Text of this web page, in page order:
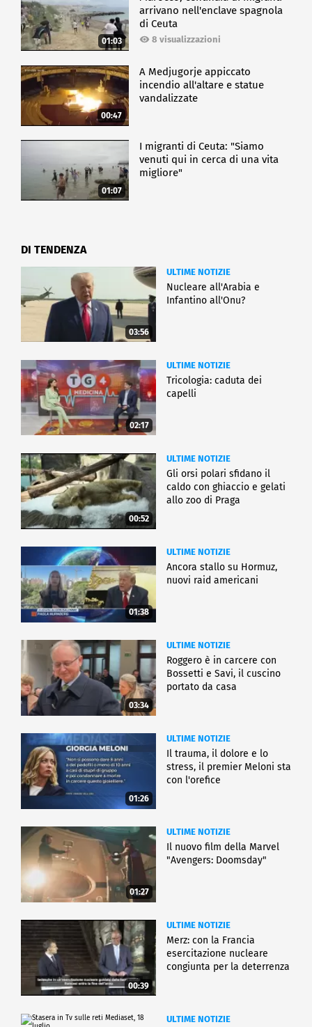
01:03
arrivano nell'enclave spagnola
di Ceuta
8 visualizzazioni
00:47
A Medjugorje appiccato
incendio all'altare e statue
vandalizzate
01:07
I migranti di Ceuta: "Siamo
venuti qui in cerca di una vita
migliore"
DI TENDENZA
03:56
ULTIME NOTIZIE
Nucleare all'Arabia e
Infantino all'Onu?
02:17
ULTIME NOTIZIE
Tricologia: caduta dei
capelli
00:52
ULTIME NOTIZIE
Gli orsi polari sfidano il
caldo con ghiaccio e gelati
allo zoo di Praga
01:38
ULTIME NOTIZIE
Ancora stallo su Hormuz,
nuovi raid americani
03:34
ULTIME NOTIZIE
Roggero è in carcere con
Bossetti e Savi, il cuscino
portato da casa
01:26
ULTIME NOTIZIE
Il trauma, il dolore e lo
stress, il premier Meloni sta
con l'orefice
01:27
ULTIME NOTIZIE
Il nuovo film della Marvel
"Avengers: Doomsday"
00:39
ULTIME NOTIZIE
Merz: con la Francia
esercitazione nucleare
congiunta per la deterrenza
ULTIME NOTIZIE